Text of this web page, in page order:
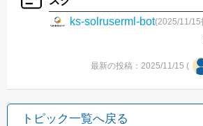
ks-solruserml-bot(2025/11/15
最新の投稿：2025/11/15 (
トピック一覧へ戻る